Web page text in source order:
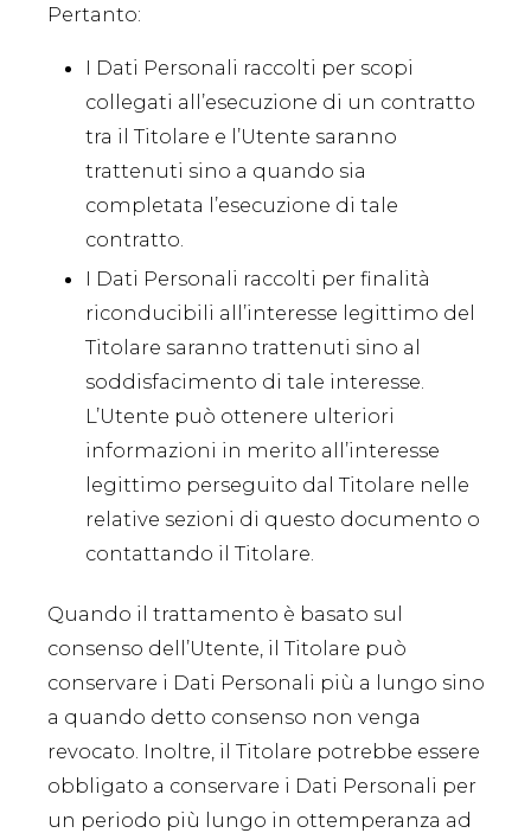
Pertanto:
I Dati Personali raccolti per scopi
collegati all’esecuzione di un contratto
tra il Titolare e l’Utente saranno
trattenuti sino a quando sia
completata l’esecuzione di tale
contratto.
I Dati Personali raccolti per finalità
riconducibili all’interesse legittimo del
Titolare saranno trattenuti sino al
soddisfacimento di tale interesse.
L’Utente può ottenere ulteriori
informazioni in merito all’interesse
legittimo perseguito dal Titolare nelle
relative sezioni di questo documento o
contattando il Titolare.
Quando il trattamento è basato sul
consenso dell’Utente, il Titolare può
conservare i Dati Personali più a lungo sino
a quando detto consenso non venga
revocato. Inoltre, il Titolare potrebbe essere
obbligato a conservare i Dati Personali per
un periodo più lungo in ottemperanza ad